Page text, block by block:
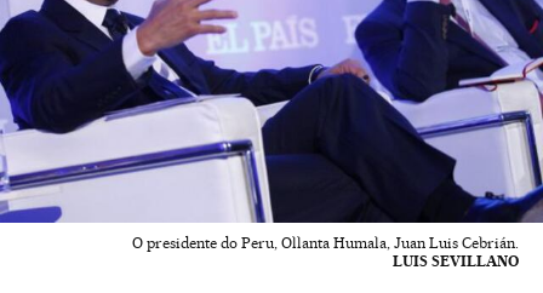
O presidente do Peru, Ollanta Humala, Juan Luis Cebrián.
LUIS SEVILLANO